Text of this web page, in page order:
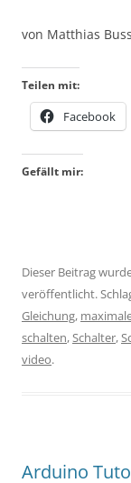
von Matthias
Teilen mit:
Facebook
Gefällt mir:
Dieser Beitrag
veröffentlicht.
Gleichung,
schalten,Schalter,
video.
Arduino